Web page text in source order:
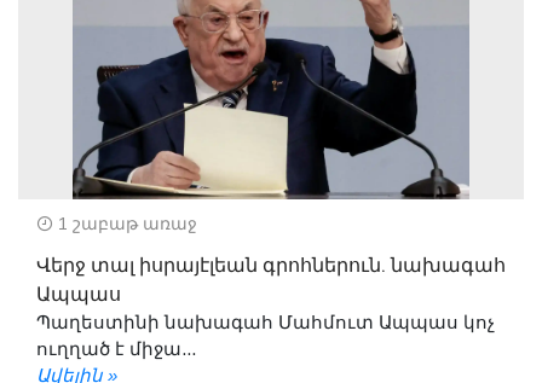
1 շաբաթ առաջ
Վերջ տալ իսրայէլեան գրոհներուն. նախագահ
Ապպաս
Պաղեստինի նախագահ Մահմուտ Ապպաս կոչ
ուղղած է միջա...
Ավելին »